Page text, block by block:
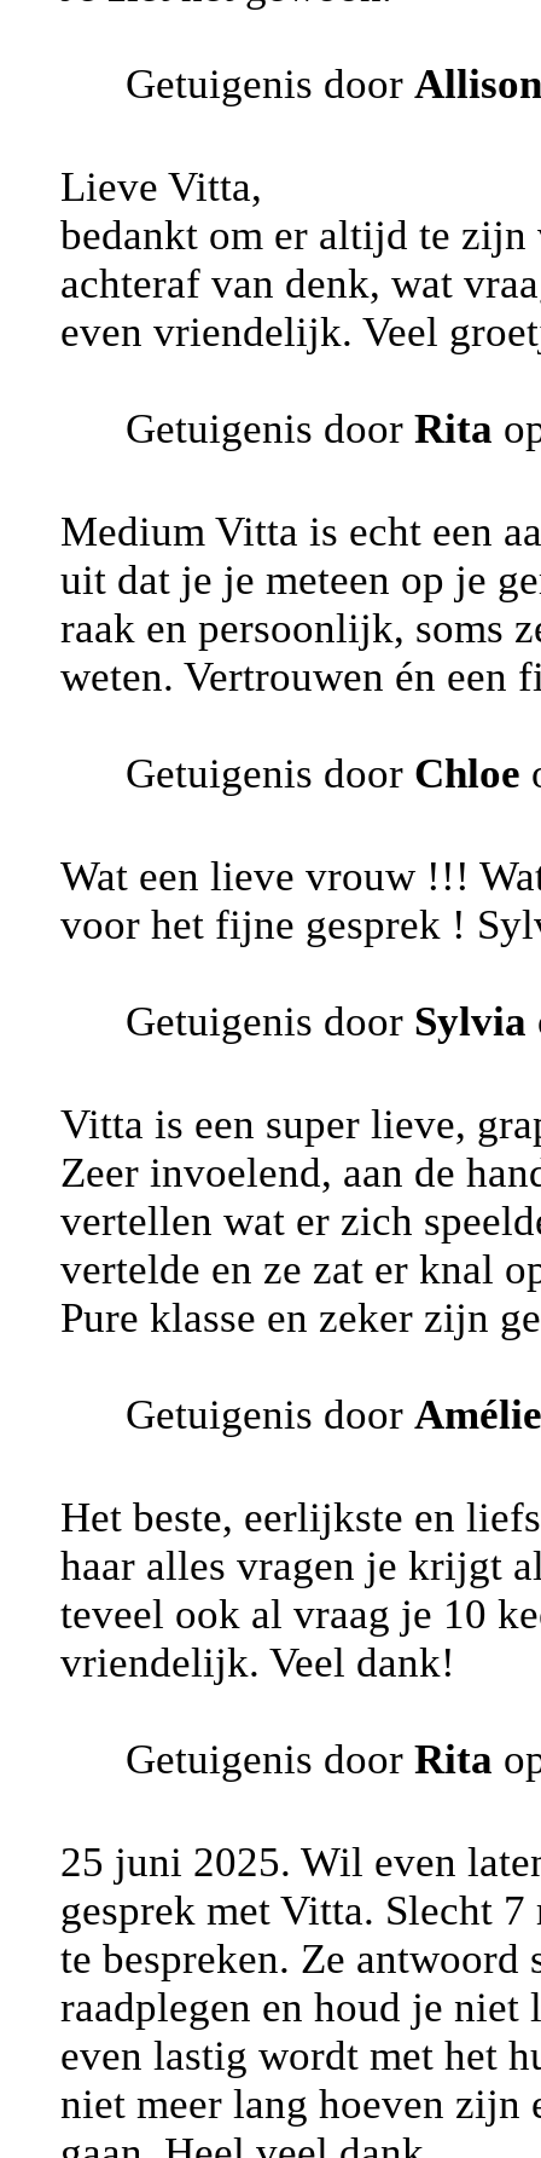
Getuigenis door Allison
Lieve Vitta,
bedankt om er altijd te
achteraf van denk, wat
even vriendelijk. Veel
Getuigenis door Rita
Medium Vitta is echt een
uit dat je je meteen op je
raak en persoonlijk, soms
weten. Vertrouwen én een
Getuigenis door Chloe
Wat een lieve vrouw !!!
voor het fijne gesprek !
Getuigenis door Sylvia
Vitta is een super lieve,
Zeer invoelend, aan de
vertellen wat er zich
vertelde en ze zat er knal
Pure klasse en zeker zijn
Getuigenis door Amélie
Het beste, eerlijkste en
haar alles vragen je krijgt
teveel ook al vraag je 10
vriendelijk. Veel dank!
Getuigenis door Rita
25 juni 2025. Wil even
gesprek met Vitta. Slecht
te bespreken. Ze antwoord
raadplegen en houd je niet
even lastig wordt met het
niet meer lang hoeven zijn